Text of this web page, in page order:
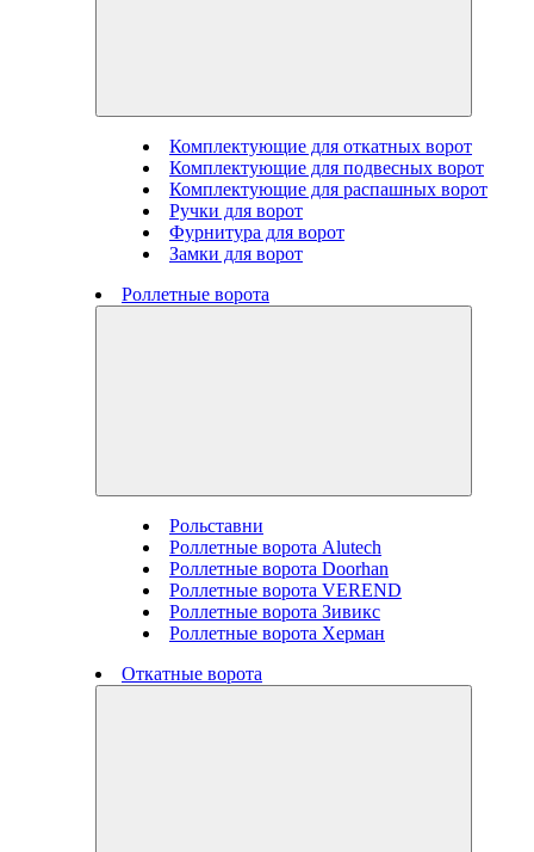
Комплектующие для откатных ворот
Комплектующие для подвесных ворот
Комплектующие для распашных ворот
Ручки для ворот
Фурнитура для ворот
Замки для ворот
Роллетные ворота
Рольставни
Роллетные ворота Alutech
Роллетные ворота Doorhan
Роллетные ворота VEREND
Роллетные ворота Зивикс
Роллетные ворота Херман
Откатные ворота